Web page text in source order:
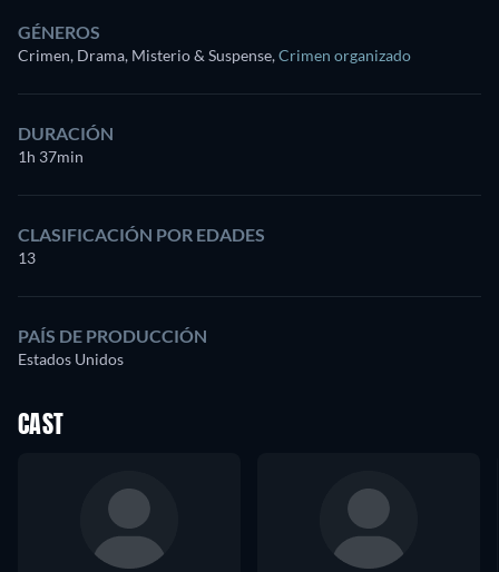
GÉNEROS
Crimen, Drama, Misterio & Suspense,Crimen organizado
DURACIÓN
1h 37min
CLASIFICACIÓN POR EDADES
13
PAÍS DE PRODUCCIÓN
Estados Unidos
CAST